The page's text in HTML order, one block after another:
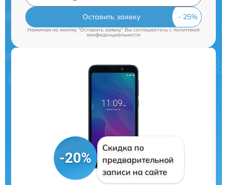
Оставить заявку
Нажимая на кнопку "Оставить заявку" Вы соглашаетесь cполитикой
конфиденциальности
-20%
Скидка по
предварительной
записи на сайте